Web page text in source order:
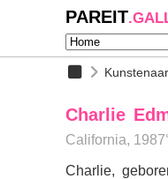
PAREIT
Charlie
California,
Charlie,